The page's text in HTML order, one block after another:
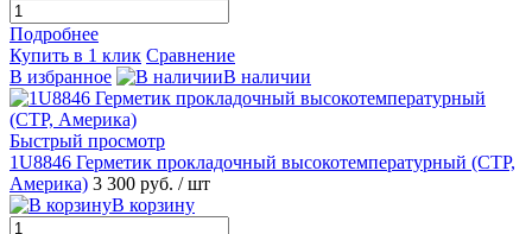
Подробнее
Купить в 1 клик Сравнение
В избранное
В наличии
Быстрый просмотр
1U8846 Герметик прокладочный высокотемпературный (CTP,
Америка) 3 300 руб. / шт
В корзину